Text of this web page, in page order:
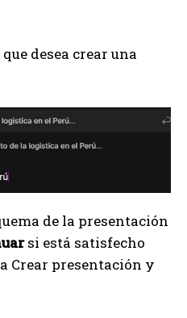
desea crear una
de la presentación
si está satisfecho
Crear presentación y